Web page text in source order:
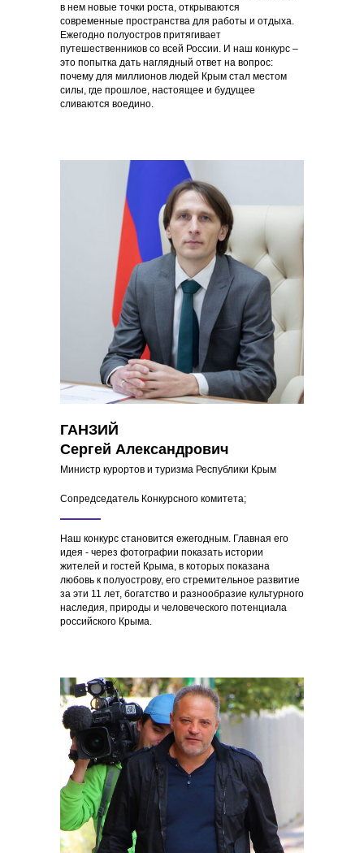
в нем новые точки роста, открываются
современные пространства для работы и отдыха.
Ежегодно полуостров притягивает
путешественников со всей России. И наш конкурс –
это попытка дать наглядный ответ на вопрос:
почему для миллионов людей Крым стал местом
силы, где прошлое, настоящее и будущее
сливаются воедино.
ГАНЗИЙ
Сергей Александрович
Министр курортов и туризма Республики Крым
Сопредседатель Конкурсного комитета;
Наш конкурс становится ежегодным. Главная его
идея - через фотографии показать истории
жителей и гостей Крыма, в которых показана
любовь к полуострову, его стремительное развитие
за эти 11 лет, богатство и разнообразие культурного
наследия, природы и человеческого потенциала
российского Крыма.